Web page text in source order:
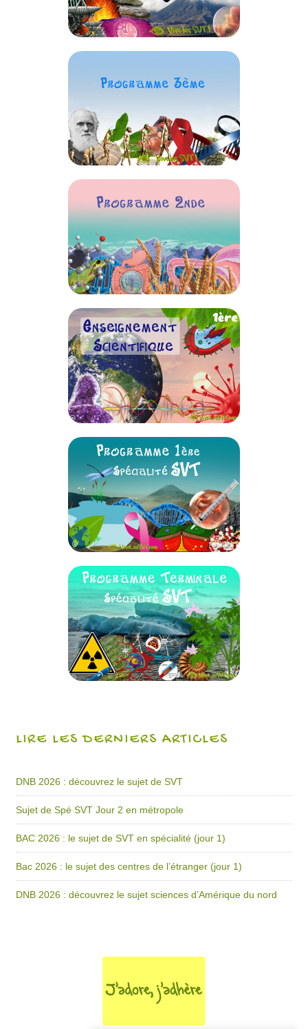
LIRE LES DERNIERS ARTICLES
DNB 2026 : découvrez le sujet de SVT
Sujet de Spé SVT Jour 2 en métropole
BAC 2026 : le sujet de SVT en spécialité (jour 1)
Bac 2026 : le sujet des centres de l’étranger (jour 1)
DNB 2026 : découvrez le sujet sciences d’Amérique du nord